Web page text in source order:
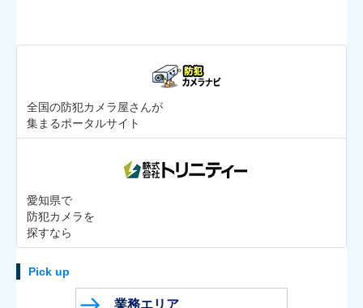
全国の防犯カメラ屋さんが
集まるポータルサイト
愛知県で
防犯カメラを
探すなら
Pick up
業務エリア